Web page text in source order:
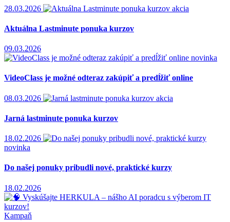
28.03.2026 akcia
Aktuálna Lastminute ponuka kurzov
09.03.2026
novinka
VideoClass je možné odteraz zakúpiť a predĺžiť online
08.03.2026 akcia
Jarná lastminute ponuka kurzov
18.02.2026
novinka
Do našej ponuky pribudli nové, praktické kurzy
18.02.2026
Kampaň